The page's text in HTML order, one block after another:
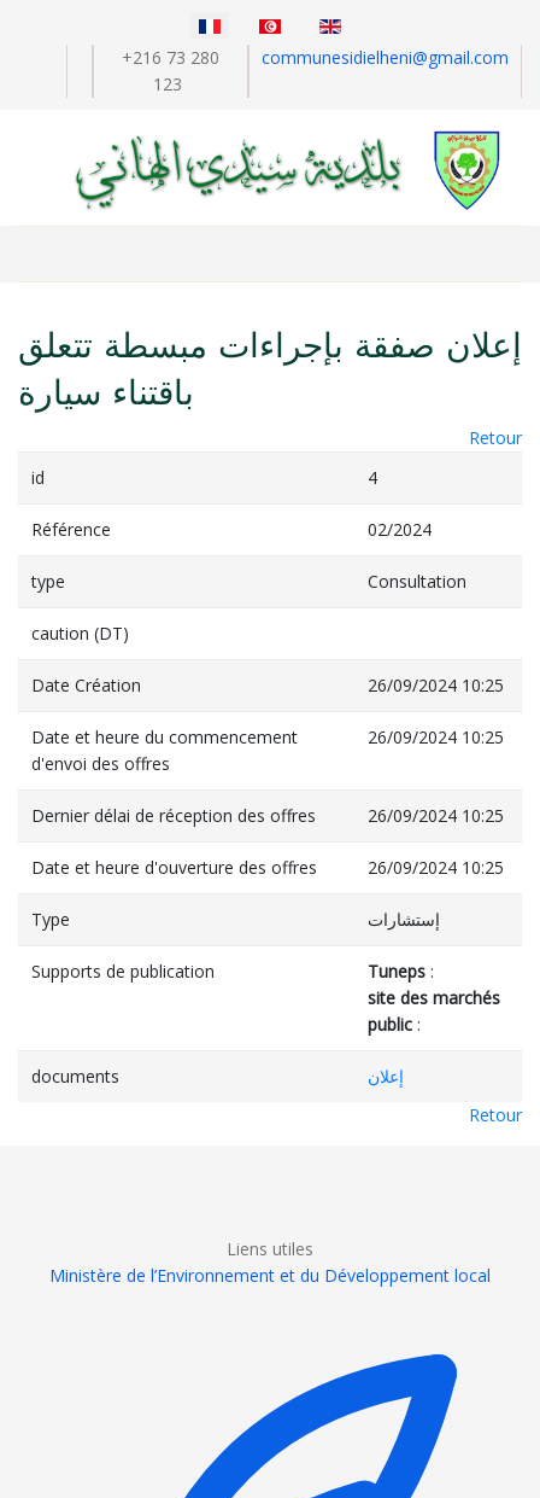
Sélectionnez votre langue
+216 73 280
123
communesidielheni@gmail.com
إعلان صفقة بإجراءات مبسطة تتعلق
باقتناء سيارة
Retour
id
4
Référence 02/2024
type Consultation
caution (DT)
Date Création 26/09/2024 10:25
Date et heure du commencement
d'envoi des offres
26/09/2024 10:25
Dernier délai de réception des offres 26/09/2024 10:25
Date et heure d'ouverture des offres 26/09/2024 10:25
Type إستشارات
Supports de publication Tuneps :
site des marchés
public :
documents
إعلان
Retour
Liens utiles
Ministère de l’Environnement et du Développement local